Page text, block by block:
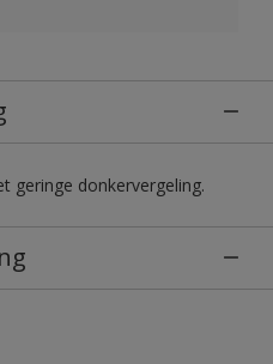
geringe donkervergeling.